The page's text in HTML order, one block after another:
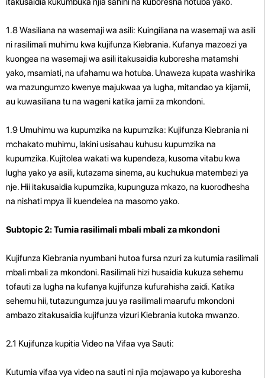
1.8 Wasiliana na wasemaji wa asili: Kuingiliana na wasemaji wa asili
ni rasilimali muhimu kwa kujifunza Kiebrania. Kufanya mazoezi ya
kuongea na wasemaji wa asili itakusaidia kuboresha matamshi
yako, msamiati, na ufahamu wa hotuba. Unaweza kupata washirika
wa mazungumzo kwenye majukwaa ya lugha, mitandao ya kijamii,
au kuwasiliana tu na wageni katika jamii za mkondoni.
1.9 Umuhimu wa kupumzika na kupumzika: Kujifunza Kiebrania ni
mchakato muhimu, lakini usisahau kuhusu kupumzika na
kupumzika. Kujitolea wakati wa kupendeza, kusoma vitabu kwa
lugha yako ya asili, kutazama sinema, au kuchukua matembezi ya
nje. Hii itakusaidia kupumzika, kupunguza mkazo, na kuorodhesha
na nishati mpya ili kuendelea na masomo yako.
Subtopic 2: Tumia rasilimali mbali mbali za mkondoni
Kujifunza Kiebrania nyumbani hutoa fursa nzuri za kutumia rasilimali
mbali mbali za mkondoni. Rasilimali hizi husaidia kukuza sehemu
tofauti za lugha na kufanya kujifunza kufurahisha zaidi. Katika
sehemu hii, tutazungumza juu ya rasilimali maarufu mkondoni
ambazo zitakusaidia kujifunza vizuri Kiebrania kutoka mwanzo.
2.1 Kujifunza kupitia Video na Vifaa vya Sauti:
Kutumia vifaa vya video na sauti ni njia mojawapo ya kuboresha